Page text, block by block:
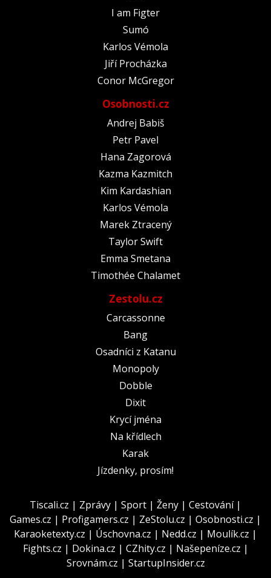
I am Figter
Sumó
Karlos Vémola
Jiří Procházka
Conor McGregor
Osobnosti.cz
Andrej Babiš
Petr Pavel
Hana Zagorová
Kazma Kazmitch
Kim Kardashian
Karlos Vémola
Marek Ztracený
Taylor Swift
Emma Smetana
Timothée Chalamet
Zestolu.cz
Carcassonne
Bang
Osadníci z Katanu
Monopoly
Dobble
Dixit
Krycí jména
Na křídlech
Karak
Jízdenky, prosím!
Tiscali.cz | Zprávy | Sport | Ženy | Cestování|
Games.cz | Profigamers.cz | ZeStolu.cz | Osobnosti.cz |
Karaoketexty.cz | Úschovna.cz | Nedd.cz | Moulík.cz |
Fights.cz | Dokina.cz | CZhity.cz | Našepeníze.cz |
Srovnám.cz | StartupInsider.cz